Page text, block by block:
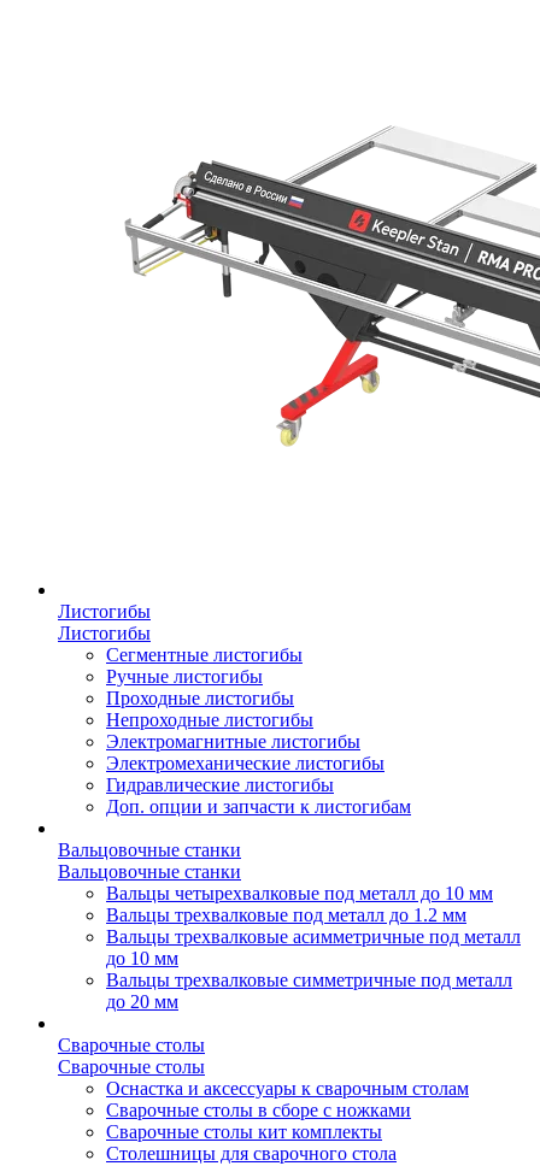
Листогибы
Листогибы
Сегментные листогибы
Ручные листогибы
Проходные листогибы
Непроходные листогибы
Электромагнитные листогибы
Электромеханические листогибы
Гидравлические листогибы
Доп. опции и запчасти к листогибам
Вальцовочные станки
Вальцовочные станки
Вальцы четырехвалковые под металл до 10 мм
Вальцы трехвалковые под металл до 1.2 мм
Вальцы трехвалковые асимметричные под металл
до 10 мм
Вальцы трехвалковые симметричные под металл
до 20 мм
Сварочные столы
Сварочные столы
Оснастка и аксессуары к сварочным столам
Сварочные столы в сборе с ножками
Сварочные столы кит комплекты
Столешницы для сварочного стола